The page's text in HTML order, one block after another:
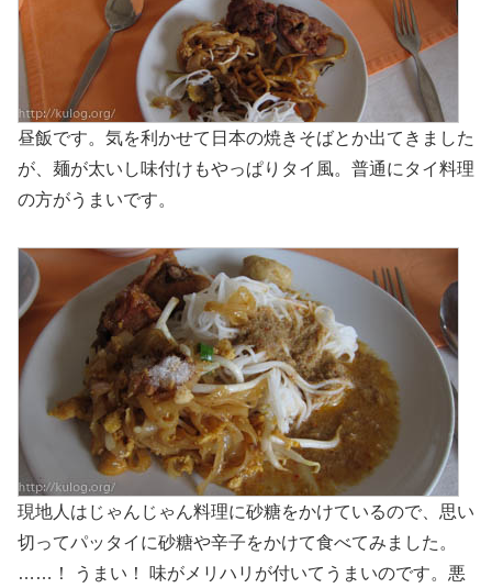
昼飯です。気を利かせて日本の焼きそばとか出てきました
が、麺が太いし味付けもやっぱりタイ風。普通にタイ料理
の方がうまいです。
現地人はじゃんじゃん料理に砂糖をかけているので、思い
切ってパッタイに砂糖や辛子をかけて食べてみました。
……！ うまい！ 味がメリハリが付いてうまいのです。悪